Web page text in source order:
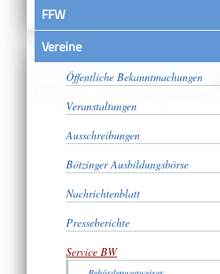
FFW
VereineSatzungen
Öffentliche Bekanntmachungen
Veranstaltungen
Ausschreibungen
Bötzinger Ausbildungsbörse
Nachrichtenblatt
Presseberichte
Service BW